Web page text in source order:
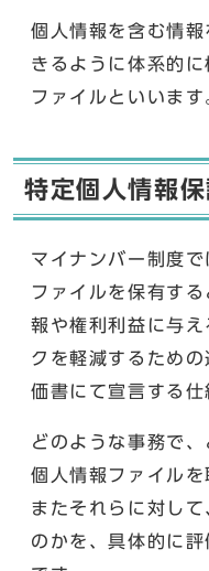
個人情報を含む情
きるように体系的
ファイルといいます
特定個人情報
マイナンバー制度
ファイルを保有す
報や権利利益に与
クを軽減するため
価書にて宣言する仕
どのような事務で
個人情報ファイルを
またそれらに対し
のかを、具体的に